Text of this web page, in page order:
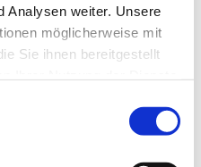
Analysen weiter. Unsere
möglicherweise mit
Sie ihnen bereitgestellt
Sie auch